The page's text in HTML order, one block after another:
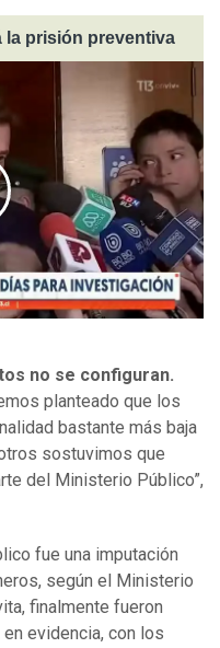
la prisión preventiva
no se configuran.
planteado que los
bastante más baja
sostuvimos que
del Ministerio Público”,
fue una imputación
según el Ministerio
finalmente fueron
evidencia, con los